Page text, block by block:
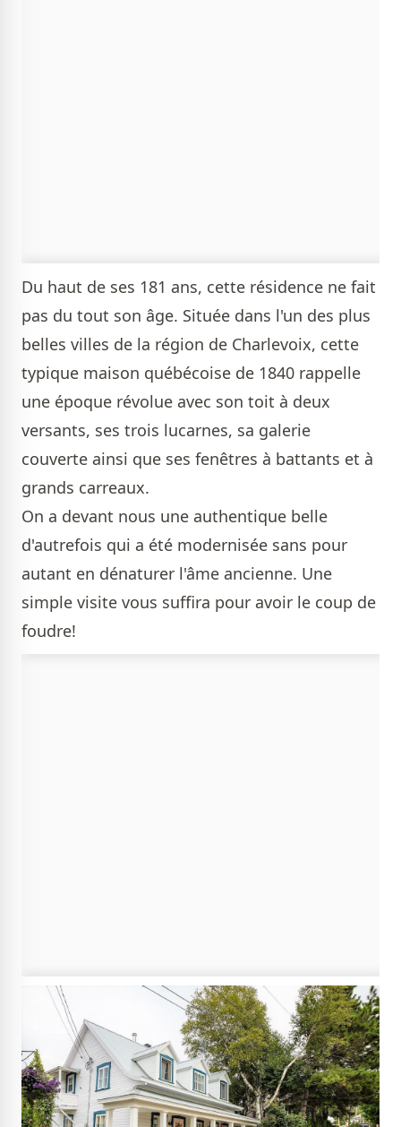
Du haut de ses 181 ans, cette résidence ne fait
pas du tout son âge. Située dans l'un des plus
belles villes de la région de Charlevoix, cette
typique maison québécoise de 1840 rappelle
une époque révolue avec son toit à deux
versants, ses trois lucarnes, sa galerie
couverte ainsi que ses fenêtres à battants et à
grands carreaux.
On a devant nous une authentique belle
d'autrefois qui a été modernisée sans pour
autant en dénaturer l'âme ancienne. Une
simple visite vous suffira pour avoir le coup de
foudre!